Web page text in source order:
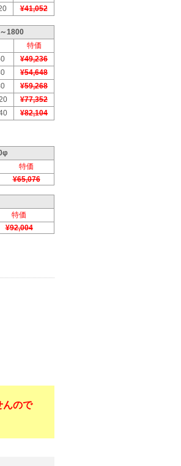
¥41,052
～1800
特価
¥49,236
¥54,648
¥59,268
¥77,352
¥82,104
特価
¥65,076
特価
¥92,004
んので